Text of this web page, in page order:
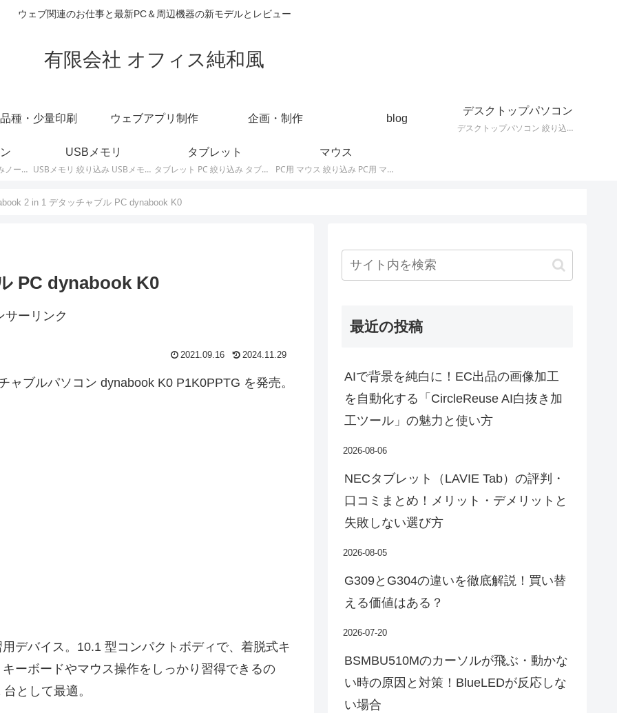
ウェブ関連のお仕事と最新PC＆周辺機器の新モデルとレビュー
有限会社 オフィス純和風
種・少量印刷 ウェブアプリ制作 企画・制作 blog
デスクトップパソコン
デスクトップパソコン 絞り込み デスクトップPCの最新モデルやスペック・仕様に関する情報。
ノートパソコン 絞り込みノートPCの最新モデルやスペック・仕様に関する情報。
USBメモリ
USBメモリ 絞り込み USBメモリの最新モデルやスペック・仕様に関する情報。
タブレット
タブレット PC 絞り込み タブレットの最新モデルやスペック・仕様に関する情報。
マウス
PC用 マウス 絞り込み PC用 マウス 最新モデルやスペック・仕様に関する情報。ワイヤレスマウス、有線マウス、接続タイプなど。
2 in 1 デタッチャブル PC dynabook K0
PC dynabook K0
サーリンク
2021.09.16 2024.11.29
ブルパソコン dynabook K0 P1K0PPTG を発売。
デバイス。10.1 型コンパクトボディで、着脱式キ
ーボードやマウス操作をしっかり習得できるの
として最適。
最近の投稿
AIで背景を純白に！EC出品の画像加工
を自動化する「CircleReuse AI白抜き加
工ツール」の魅力と使い方
2026-08-06
NECタブレット（LAVIE Tab）の評判・
口コミまとめ！メリット・デメリットと
失敗しない選び方
2026-08-05
G309とG304の違いを徹底解説！買い替
える価値はある？
2026-07-20
BSMBU510Mのカーソルが飛ぶ・動かな
い時の原因と対策！BlueLEDが反応しな
い場合